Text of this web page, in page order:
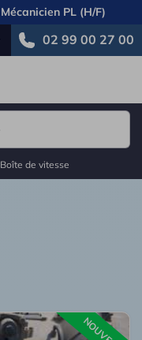
Mécanicien PL (H/F)
02 99 00 27 00
Boîte de vitesse